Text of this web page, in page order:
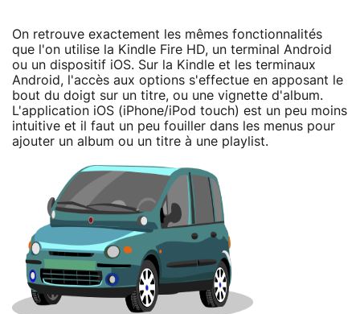
On retrouve exactement les mêmes fonctionnalités
que l'on utilise la Kindle Fire HD, un terminal Android
ou un dispositif iOS. Sur la Kindle et les terminaux
Android, l'accès aux options s'effectue en apposant le
bout du doigt sur un titre, ou une vignette d'album.
L'application iOS (iPhone/iPod touch) est un peu moins
intuitive et il faut un peu fouiller dans les menus pour
ajouter un album ou un titre à une playlist.